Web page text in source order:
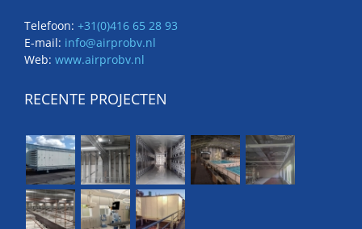
Telefoon: +31(0)416 65 28 93
E-mail: info@airprobv.nl
Web: www.airprobv.nl
RECENTE PROJECTEN